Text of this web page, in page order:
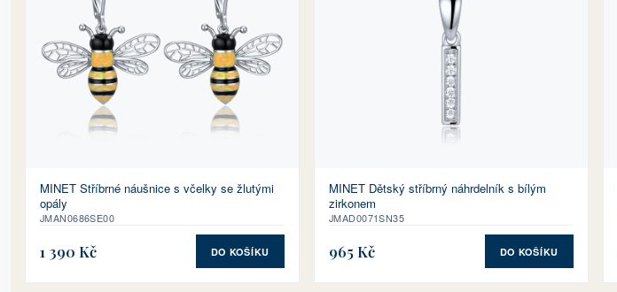
MINET Stříbrné náušnice s včelky se žlutými
opály
JMAN0686SE00
1 390 Kč DO KOŠÍKU
MINET Dětský stříbrný náhrdelník s bílým
zirkonem
JMAD0071SN35
965 Kč DO KOŠÍKU